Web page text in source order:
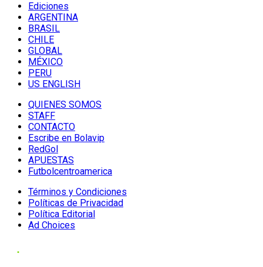
Ediciones
ARGENTINA
BRASIL
CHILE
GLOBAL
MÉXICO
PERU
US ENGLISH
QUIENES SOMOS
STAFF
CONTACTO
Escribe en Bolavip
RedGol
APUESTAS
Futbolcentroamerica
Términos y Condiciones
Políticas de Privacidad
Política Editorial
Ad Choices